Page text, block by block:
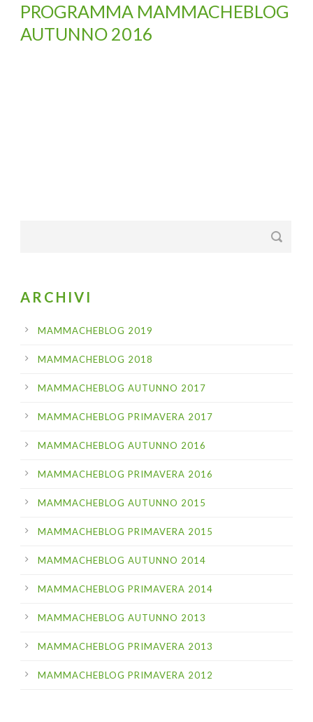
PROGRAMMA MAMMACHEBLOG
AUTUNNO 2016
ARCHIVI
MAMMACHEBLOG 2019
MAMMACHEBLOG 2018
MAMMACHEBLOG AUTUNNO 2017
MAMMACHEBLOG PRIMAVERA 2017
MAMMACHEBLOG AUTUNNO 2016
MAMMACHEBLOG PRIMAVERA 2016
MAMMACHEBLOG AUTUNNO 2015
MAMMACHEBLOG PRIMAVERA 2015
MAMMACHEBLOG AUTUNNO 2014
MAMMACHEBLOG PRIMAVERA 2014
MAMMACHEBLOG AUTUNNO 2013
MAMMACHEBLOG PRIMAVERA 2013
MAMMACHEBLOG PRIMAVERA 2012